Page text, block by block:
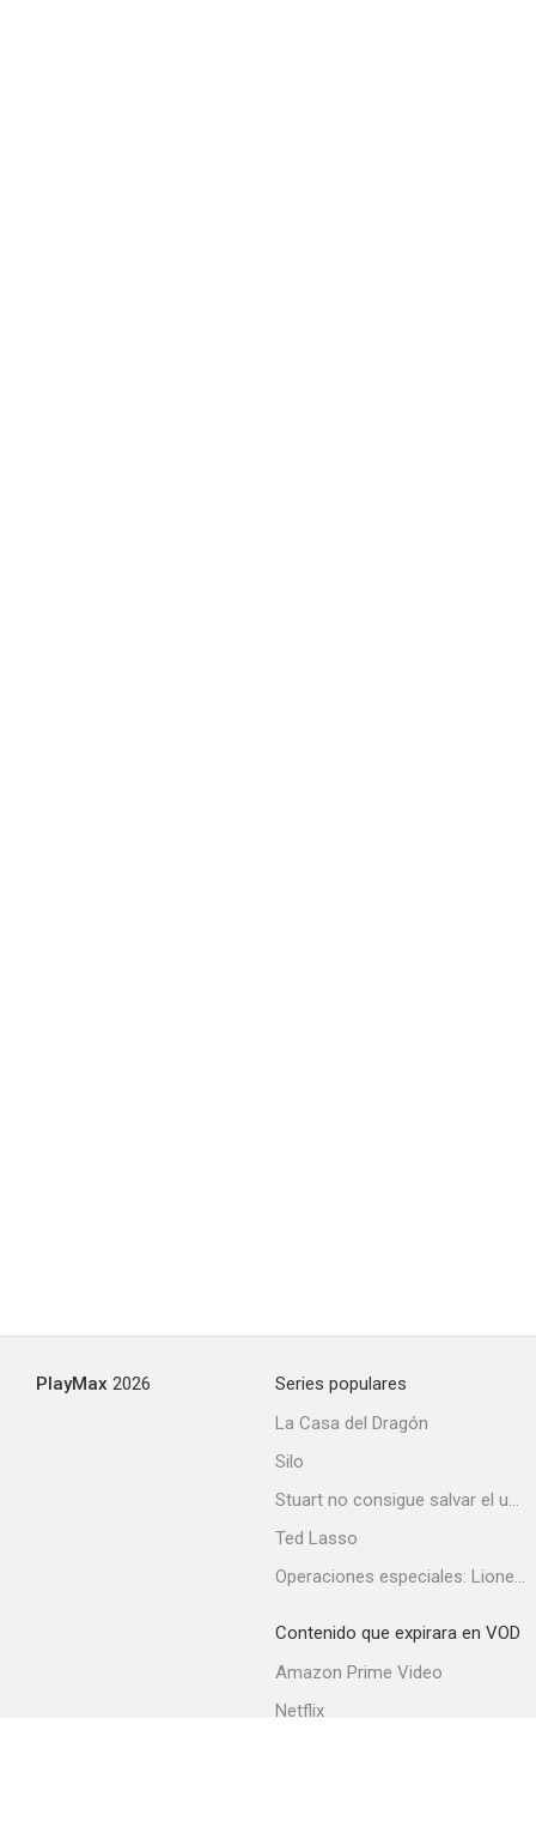
PlayMax 2026
Series populares
La Casa del Dragón
Silo
Stuart no consigue salvar el universo
Ted Lasso
Operaciones especiales: Lioness
Contenido que expirara en VOD
Amazon Prime Video
Netflix